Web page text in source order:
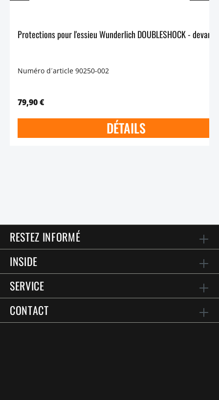
Numéro d´article 90250-002
79,90 €
DÉTAILS
RESTEZ INFORMÉ
INSIDE
SERVICE
CONTACT